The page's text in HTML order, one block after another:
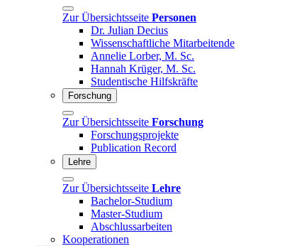
Zur Übersichtsseite Personen
Dr. Julian Decius
Wissenschaftliche Mitarbeitende
Annelie Lorber, M. Sc.
Hannah Krüger, M. Sc.
Studentische Hilfskräfte
Forschung
Zur Übersichtsseite Forschung
Forschungsprojekte
Publication Record
Lehre
Zur Übersichtsseite Lehre
Bachelor-Studium
Master-Studium
Abschlussarbeiten
Kooperationen